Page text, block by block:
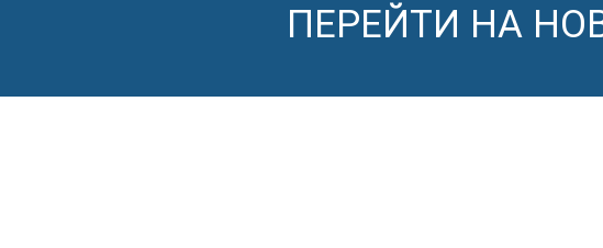
ПЕРЕЙТИ НА